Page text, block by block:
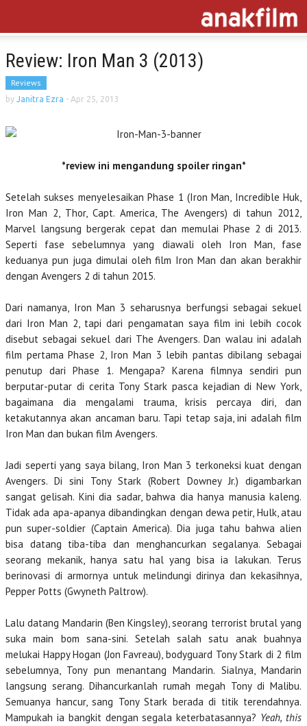
Review: Iron Man 3 (2013)
Reviews
by Janitra Ezra - Apr 25, 2013
*review ini mengandung spoiler ringan*
Setelah sukses menyelesaikan Phase 1 (Iron Man, Incredible Huk,
Iron Man 2, Thor, Capt. America, The Avengers) di tahun 2012,
Marvel langsung bergerak cepat dan memulai Phase 2 di 2013.
Seperti fase sebelumnya yang diawali oleh Iron Man, fase
keduanya pun juga dimulai oleh film Iron Man dan akan berakhir
dengan Avengers 2 di tahun 2015.
Dari namanya, Iron Man 3 seharusnya berfungsi sebagai sekuel
dari Iron Man 2, tapi dari pengamatan saya film ini lebih cocok
disebut sebagai sekuel dari The Avengers. Dan walau ini adalah
film pertama Phase 2, Iron Man 3 lebih pantas dibilang sebagai
penutup dari Phase 1. Mengapa? Karena filmnya sendiri pun
berputar-putar di cerita Tony Stark pasca kejadian di New York,
bagaimana dia mengalami trauma, krisis percaya diri, dan
ketakutannya akan ancaman baru. Tapi tetap saja, ini adalah film
Iron Man dan bukan film Avengers.
Jadi seperti yang saya bilang, Iron Man 3 terkoneksi kuat dengan
Avengers. Di sini Tony Stark (Robert Downey Jr.) digambarkan
sangat gelisah. Kini dia sadar, bahwa dia hanya manusia kaleng.
Tidak ada apa-apanya dibandingkan dengan dewa petir, Hulk, atau
pun super-soldier (Captain America). Dia juga tahu bahwa alien
bisa datang tiba-tiba dan menghancurkan segalanya. Sebagai
seorang mekanik, hanya satu hal yang bisa ia lakukan. Terus
berinovasi di armornya untuk melindungi dirinya dan kekasihnya,
Pepper Potts (Gwyneth Paltrow).
Lalu datang Mandarin (Ben Kingsley), seorang terrorist brutal yang
suka main bom sana-sini. Setelah salah satu anak buahnya
melukai Happy Hogan (Jon Favreau), bodyguard Tony Stark di 2 film
sebelumnya, Tony pun menantang Mandarin. Sialnya, Mandarin
langsung serang. Dihancurkanlah rumah megah Tony di Malibu.
Semuanya hancur, sang Tony Stark berada di titik terendahnya.
Mampukah ia bangkit dengan segala keterbatasannya? Yeah, this